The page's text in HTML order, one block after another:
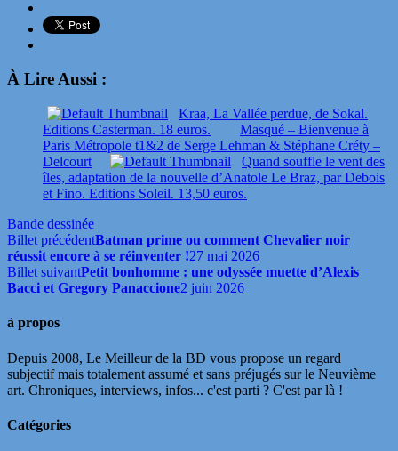
À Lire Aussi :
Kraa, La Vallée perdue, de Sokal.
Editions Casterman. 18 euros.
Masqué – Bienvenue à
Paris Métropole t1&2 de Serge Lehman & Stéphane Créty –
Delcourt
Quand souffle le vent des
îles, adaptation de la nouvelle d’Anatole Le Braz, par Debois
et Fino. Editions Soleil. 13,50 euros.
Bande dessinée
Billet précédentBatman prime ou comment Chevalier noir
réussit encore à se réinventer !27 mai 2026
Billet suivantPetit bonhomme : une odyssée muette d’Alexis
Bacci et Gregory Panaccione2 juin 2026
à propos
Depuis 2008, Le Meilleur de la BD vous propose un regard
subjectif mais totalement assumé et sans préjugés sur le Neuvième
art. Chroniques, interviews, infos... c'est parti ? C'est par là !
Catégories